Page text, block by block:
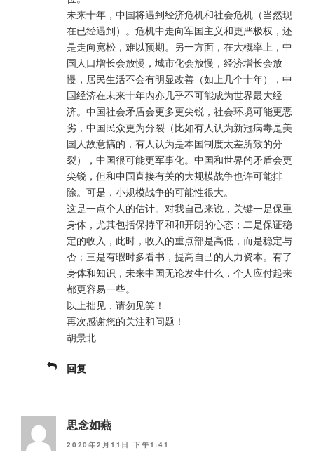
未来十年，中国将遇到经济危机和社会危机（当然现
在已经遇到）。危机中走向军国主义和更严极权，还
是走向宽松，难以预期。另一方面，在大概率上，中
国人口增长会放慢，城市化会放慢，经济增长会放
慢，居民生活不会有明显改善（如上几个十年），中
国经济在未来十年内亦几乎不可能成为世界最大经
济。中国社会矛盾会更多更尖锐，社会环境可能更恶
劣，中国民众更为分裂（比如有人认为新冠病毒是美
国人故意搞的，有人认为是本国制度太差所致的分
裂），中国很可能更军事化。中国和世界的矛盾会更
尖锐，但和中国直接有关的大规模战争也许可能排
除。可是，小规模战争的可能性很大。
这是一点个人的估计。对我自己来说，关键一是保重
身体，尤其包括保持平和和开朗的心态；二是保证稳
定的收入，此时，收入的重点部是高低，而是稳定与
否；三是有暇时多看书，提高自己的人力资本。有了
身体和知识，未来中国无论发生什么，个人应付起来
都更容易一些。
以上拙见，请勿见笑！
再次感谢您的关注和问题！
胡景北
回复
思念如燕
2020年2月11日 下午1:41